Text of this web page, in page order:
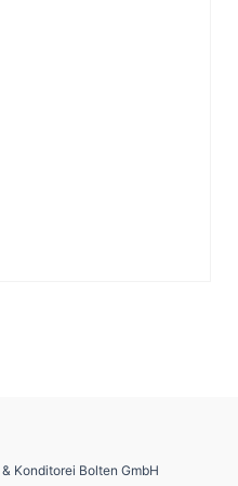
Konditorei Bolten GmbH